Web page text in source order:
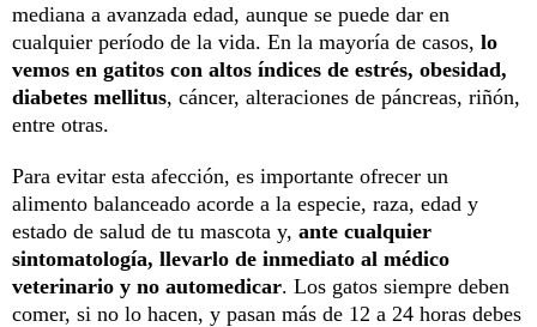
mediana a avanzada edad, aunque se puede dar en
cualquier período de la vida. En la mayoría de casos, lo
vemos en gatitos con altos índices de estrés, obesidad,
diabetes mellitus, cáncer, alteraciones de páncreas, riñón,
entre otras.
Para evitar esta afección, es importante ofrecer un
alimento balanceado acorde a la especie, raza, edad y
estado de salud de tu mascota y, ante cualquier
sintomatología, llevarlo de inmediato al médico
veterinario y no automedicar. Los gatos siempre deben
comer, si no lo hacen, y pasan más de 12 a 24 horas debes